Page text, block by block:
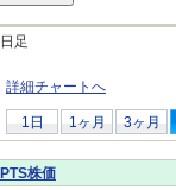
日足
詳細チャートへ
1日 1ヶ月 3ヶ月
PTS株価